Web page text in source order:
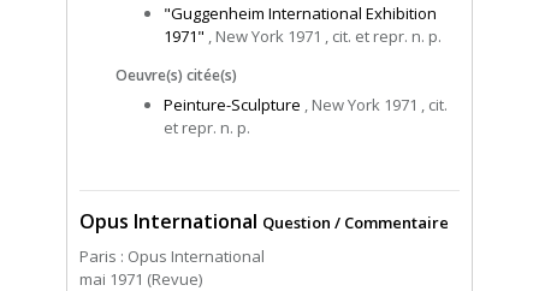
"Guggenheim International Exhibition
1971" , New York 1971 , cit. et repr. n. p.
Oeuvre(s) citée(s)
Peinture-Sculpture , New York 1971 , cit.
et repr. n. p.
Opus International Question / Commentaire
Paris : Opus International
mai 1971 (Revue)